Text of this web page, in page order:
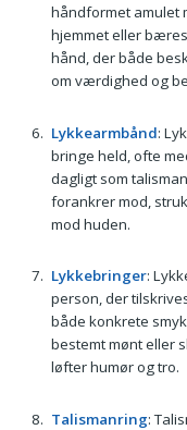
håndformet amulet
hjemmet eller
hånd, der både
om værdighed og
Lykkearmbånd:
bringe held, ofte
dagligt som
forankrer mod,
mod huden.
Lykkebringer:
person, der
både konkrete
bestemt mønt eller
løfter humør og tro.
Talismanring: